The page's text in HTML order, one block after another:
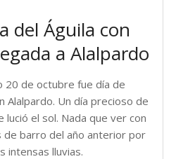
del Águila con
a Alalpardo
20 de octubre fue día de
Alalpardo. Un día precioso de
lució el sol. Nada que ver con
de barro del año anterior por
intensas lluvias.